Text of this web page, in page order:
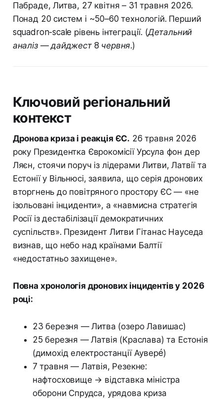
Пабраде, Литва, 27 квітня – 31 травня 2026.
Понад 20 систем і ~50–60 технологій. Перший
squadron-scale рівень інтеграції. (Детальний
аналіз — дайджест 8 червня.)
Ключовий регіональний
контекст
Дронова криза і реакція ЄС. 26 травня 2026
року Президентка Єврокомісії Урсула фон дер
Ляєн, стоячи поруч із лідерами Литви, Латвії та
Естонії у Вільнюсі, заявила, що серія дронових
вторгнень до повітряного простору ЄС — «не
ізольовані інциденти», а «навмисна стратегія
Росії із дестабілізації демократичних
суспільств». Президент Литви Гітанас Науседа
визнав, що небо над країнами Балтії
«недостатньо захищене».
Повна хронологія дронових інцидентів у 2026
році:
23 березня — Литва (озеро Лавишас)
25 березня — Латвія (Краслава) та Естонія
(димохід електростанції Ауверé)
7 травня — Латвія, Резекне:
нафтосховище → відставка міністра
оборони Спрудса, урядова криза